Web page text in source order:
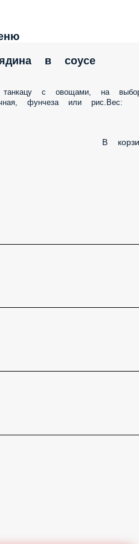
в соусе
с овощами, на выбор:
фунчеза или рис.Вес:
В корзину